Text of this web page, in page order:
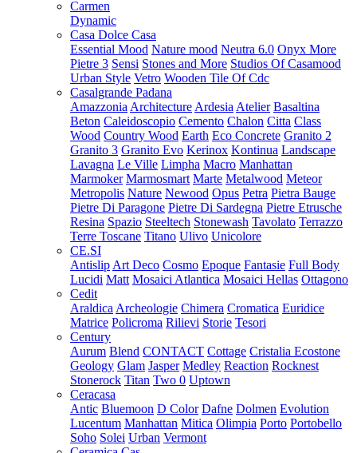
Carmen
Dynamic
Casa Dolce Casa
Essential Mood Nature mood Neutra 6.0 Onyx More
Pietre 3 Sensi Stones and More Studios Of Casamood
Urban Style Vetro Wooden Tile Of Cdc
Casalgrande Padana
Amazzonia Architecture Ardesia Atelier Basaltina
Beton Caleidoscopio Cemento Chalon Citta Class
Wood Country Wood Earth Eco Concrete Granito 2
Granito 3 Granito Evo Kerinox Kontinua Landscape
Lavagna Le Ville Limpha Macro Manhattan
Marmoker Marmosmart Marte Metalwood Meteor
Metropolis Nature Newood Opus Petra Pietra Bauge
Pietre Di Paragone Pietre Di Sardegna Pietre Etrusche
Resina Spazio Steeltech Stonewash Tavolato Terrazzo
Terre Toscane Titano Ulivo Unicolore
CE.SI
Antislip Art Deco Cosmo Epoque Fantasie Full Body
Lucidi Matt Mosaici Atlantica Mosaici Hellas Ottagono
Cedit
Araldica Archeologie Chimera Cromatica Euridice
Matrice Policroma Rilievi Storie Tesori
Century
Aurum Blend CONTACT Cottage Cristalia Ecostone
Geology Glam Jasper Medley Reaction Rocknest
Stonerock Titan Two 0 Uptown
Ceracasa
Antic Bluemoon D Color Dafne Dolmen Evolution
Lucentum Manhattan Mitica Olimpia Porto Portobello
Soho Solei Urban Vermont